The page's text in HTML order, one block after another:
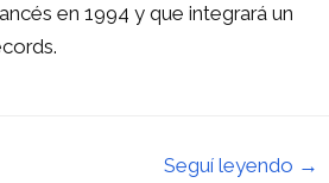
en 1994 y que integrará un
Seguí leyendo →